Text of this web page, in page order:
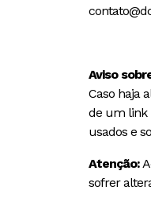
Aviso
Caso haja
de um link
usados e
Atenção:
sofrer